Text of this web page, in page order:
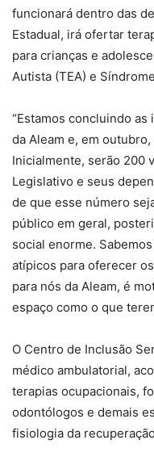
funcionará dentro das
Estadual, irá ofertar
para crianças e
Autista (TEA) e
“Estamos concluindo
da Aleam e, em
Inicialmente, serão 200
Legislativo e seus
de que esse número
público em geral,
social enorme.
atípicos para oferecer
para nós da Aleam, é
espaço como o que
O Centro de Inclusão
médico ambulatorial,
terapias ocupacionais,
odontólogos e demais
fisiologia da